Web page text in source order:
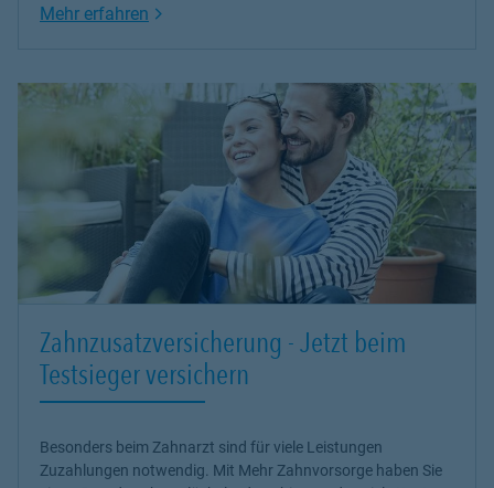
Mehr erfahren Link Opens in New Tab
Zahnzusatzversicherung - Jetzt beim
Testsieger versichern
Besonders beim Zahnarzt sind für viele Leistungen
Zuzahlungen notwendig. Mit Mehr Zahnvorsorge haben Sie